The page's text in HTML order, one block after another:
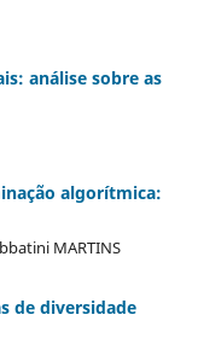
análise sobre as
algorítmica:
MARTINS
de diversidade